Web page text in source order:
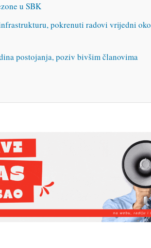
u SBK
pokrenuti radovi vrijedni oko
postojanja, poziv bivšim članovima